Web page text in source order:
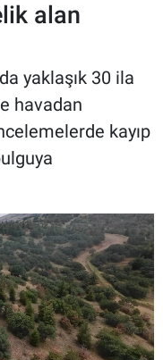
alan
yaklaşık 30 ila
havadan
kayıp